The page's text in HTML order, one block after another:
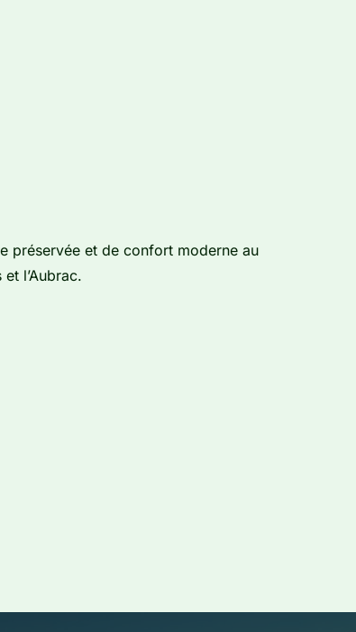
préservée et de confort moderne au
l’Aubrac.